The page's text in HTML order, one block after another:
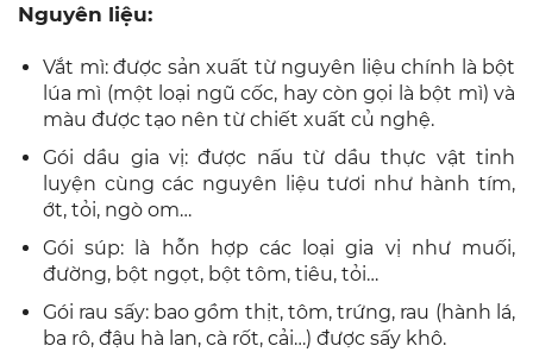
Nguyên liệu:
Vắt mì: được sản xuất từ nguyên liệu chính là bột
lúa mì (một loại ngũ cốc, hay còn gọi là bột mì) và
màu được tạo nên từ chiết xuất củ nghệ.
Gói dầu gia vị: được nấu từ dầu thực vật tinh
luyện cùng các nguyên liệu tươi như hành tím,
ớt, tỏi, ngò om…
Gói súp: là hỗn hợp các loại gia vị như muối,
đường, bột ngọt, bột tôm, tiêu, tỏi…
Gói rau sấy: bao gồm thịt, tôm, trứng, rau (hành lá,
ba rô, đậu hà lan, cà rốt, cải…) được sấy khô.